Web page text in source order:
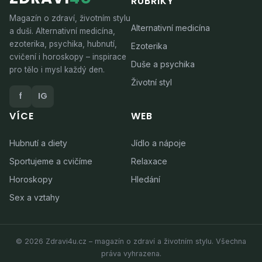
Magazín o zdraví, životním stylu
a duši. Alternativní medicína,
ezoterika, psychika, hubnutí,
cvičení i horoskopy – inspirace
pro tělo i mysl každý den.
f IG
Alternativní medicína
Ezoterika
Duše a psychika
Životní styl
VÍCE
Hubnutí a diety
Sportujeme a cvičíme
Horoskopy
Sex a vztahy
WEB
Jídlo a nápoje
Relaxace
Hledání
© 2026 Zdravi4u.cz – magazín o zdraví a životním stylu. Všechna
práva vyhrazena.